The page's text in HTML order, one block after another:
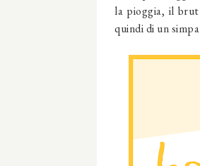
la pioggia, il
quindi di un